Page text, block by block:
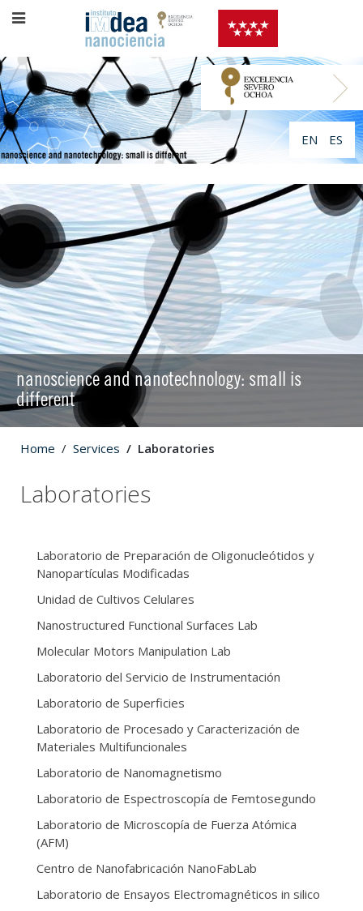
EN ES
nanoscience and nanotechnology: small is
different
Home Services Laboratories
Laboratories
Laboratorio de Preparación de Oligonucleótidos y
Nanopartículas Modificadas
Unidad de Cultivos Celulares
Nanostructured Functional Surfaces Lab
Molecular Motors Manipulation Lab
Laboratorio del Servicio de Instrumentación
Laboratorio de Superficies
Laboratorio de Procesado y Caracterización de
Materiales Multifuncionales
Laboratorio de Nanomagnetismo
Laboratorio de Espectroscopía de Femtosegundo
Laboratorio de Microscopía de Fuerza Atómica
(AFM)
Centro de Nanofabricación NanoFabLab
Laboratorio de Ensayos Electromagnéticos in silico